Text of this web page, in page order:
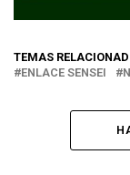
TEMAS
ENLACE SENSEI